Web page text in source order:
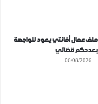
ملف عمال أفانتي يعود للواجهة
بعدحكم قضائي
06/08/2026